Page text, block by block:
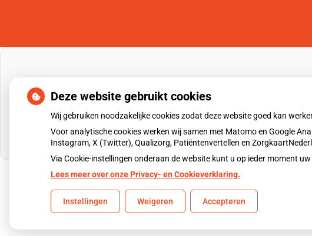
Uw Zorg Online|Beheer
Deze website gebruikt cookies
Wij gebruiken noodzakelijke cookies zodat deze website goed kan
Voor analytische cookies werken wij samen met Matomo en Google
Instagram, X (Twitter), Qualizorg, Patiëntenvertellen en
Via Cookie-instellingen onderaan de website kunt u op ieder moment
Lees meer over onze Privacy- en Cookieverklaring.
Instellingen Weigeren Accepteren